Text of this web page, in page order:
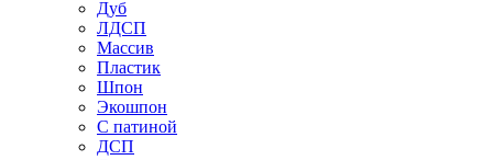
Дуб
ЛДСП
Массив
Пластик
Шпон
Экошпон
С патиной
ДСП